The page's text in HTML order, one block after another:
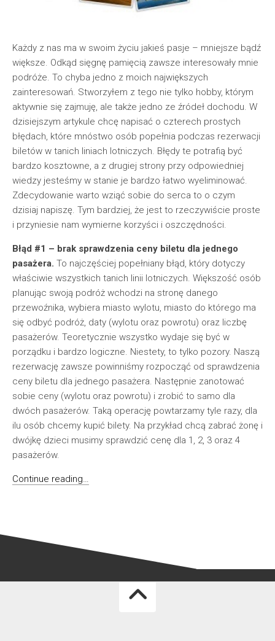
Każdy z nas ma w swoim życiu jakieś pasje – mniejsze bądź
większe. Odkąd sięgnę pamięcią zawsze interesowały mnie
podróże. To chyba jedno z moich największych
zainteresowań. Stworzyłem z tego nie tylko hobby, którym
aktywnie się zajmuję, ale także jedno ze źródeł dochodu. W
dzisiejszym artykule chcę napisać o czterech prostych
błędach, które mnóstwo osób popełnia podczas rezerwacji
biletów w tanich liniach lotniczych. Błędy te potrafią być
bardzo kosztowne, a z drugiej strony przy odpowiedniej
wiedzy jesteśmy w stanie je bardzo łatwo wyeliminować.
Zdecydowanie warto wziąć sobie do serca to o czym
dzisiaj napiszę. Tym bardziej, że jest to rzeczywiście proste
i przyniesie nam wymierne korzyści i oszczędności.
Błąd #1 – brak sprawdzenia ceny biletu dla jednego
pasażera. To najczęściej popełniany błąd, który dotyczy
właściwie wszystkich tanich linii lotniczych. Większość osób
planując swoją podróż wchodzi na stronę danego
przewoźnika, wybiera miasto wylotu, miasto do którego ma
się odbyć podróż, daty (wylotu oraz powrotu) oraz liczbę
pasażerów. Teoretycznie wszystko wydaje się być w
porządku i bardzo logiczne. Niestety, to tylko pozory. Naszą
rezerwację zawsze powinniśmy rozpocząć od sprawdzenia
ceny biletu dla jednego pasażera. Następnie zanotować
sobie ceny (wylotu oraz powrotu) i zrobić to samo dla
dwóch pasażerów. Taką operację powtarzamy tyle razy, dla
ilu osób chcemy kupić bilety. Na przykład chcą zabrać żonę i
dwójkę dzieci musimy sprawdzić cenę dla 1, 2, 3 oraz 4
pasażerów.
Continue reading…